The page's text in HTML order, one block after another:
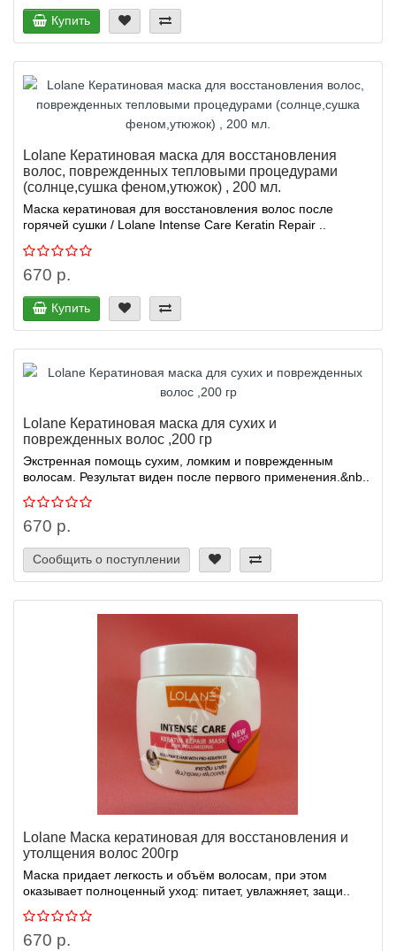
Купить
Lolane Кератиновая маска для восстановления
волос, поврежденных тепловыми процедурами
(солнце,сушка феном,утюжок) , 200 мл.
Маска кератиновая для восстановления волос после
горячей сушки / Lolane Intense Care Keratin Repair ..
670 р.
Купить
Lolane Кератиновая маска для сухих и
поврежденных волос ,200 гр
Экстренная помощь сухим, ломким и поврежденным
волосам. Результат виден после первого применения.&nb..
670 р.
Сообщить о поступлении
Lolane Маска кератиновая для восстановления и
утолщения волос 200гр
Маска придает легкость и объём волосам, при этом
оказывает полноценный уход: питает, увлажняет, защи..
670 р.